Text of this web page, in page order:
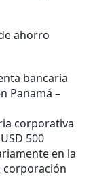
ahorro
bancaria
Panamá –
corporativa
500
en la
corporación